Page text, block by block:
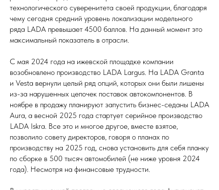
технологического суверенитета своей продукции, благодаря
чему сегодня средний уровень локализации модельного
ряда LADA превышает 4500 баллов. На данный момент это
максимальный показатель в отрасли.
С мая 2024 года на ижевской площадке компании
возобновлено производство LADA Largus. На LADA Granta
и Vesta вернули целый ряд опций, которых они были лишены
из-за нарушенных цепочек поставок автокомпонентов. В
ноябре в продажу планируют запустить бизнес-седаны LADA
Aura, а весной 2025 года стартует серийное производство
LADA Iskra. Все это и многое другое, вместе взятое,
позволило совету директоров, говоря о планах по
производству на 2025 год, снова установить для себя планку
по сборке в 500 тысяч автомобилей (не ниже уровня 2024
года). Несмотря на финансовые трудности.